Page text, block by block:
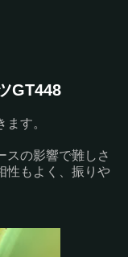
GT448
す。
スの影響で難しさ
性もよく、振りや